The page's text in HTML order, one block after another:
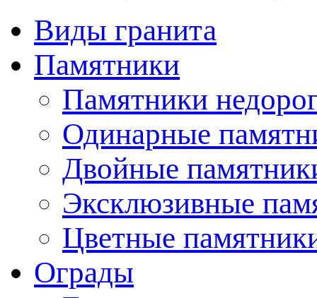
Виды гранита
Памятники
Памятники
Одинарные
Двойные
Эксклюзивные
Цветные
Ограды